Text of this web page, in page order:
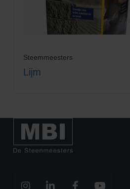
Steemmeesters
Lijm